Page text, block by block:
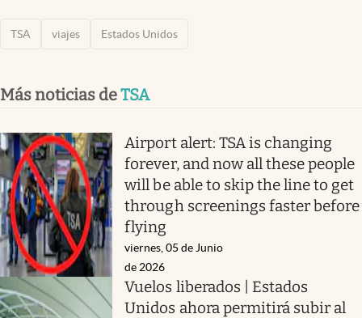
TSA viajes Estados Unidos
Más noticias deTSA
Airport alert: TSA is changing
forever, and now all these people
will be able to skip the line to get
through screenings faster before
flying
viernes, 05 de Junio
de 2026
Vuelos liberados | Estados
Unidos ahora permitirá subir al